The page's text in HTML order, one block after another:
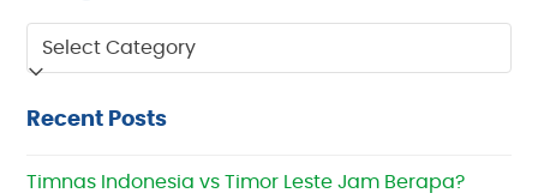
Categories
Recent Posts
Timnas Indonesia vs Timor Leste Jam Berapa?